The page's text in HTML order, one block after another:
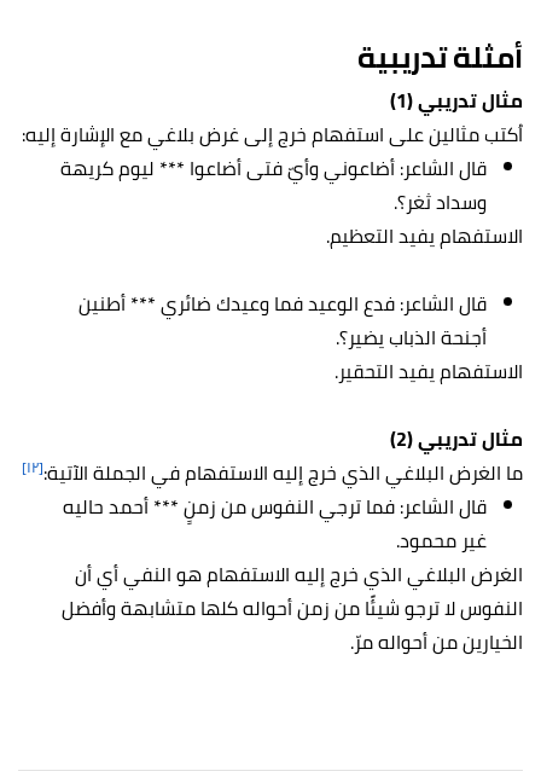
أمثلة تدريبية
مثال تدريبي (1)
اُكتب مثالين على استفهام خرج إلى غرض بلاغي مع الإشارة إليه:
قال الشاعر: أضاعوني وأيّ فتى أضاعوا *** ليوم كريهة
وسداد ثغر؟.
الاستفهام يفيد التعظيم.
قال الشاعر: فدع الوعيد فما وعيدك ضائري *** أطنين
أجنحة الذباب يضير؟.
الاستفهام يفيد التحقير.
مثال تدريبي (2)
ما الغرض البلاغي الذي خرج إليه الاستفهام في الجملة الآتية:[١٢]
قال الشاعر: فما ترجي النفوس من زمنٍ *** أحمد حاليه
غير محمود.
الغرض البلاغي الذي خرج إليه الاستفهام هو النفي أي أن
النفوس لا ترجو شيئًا من زمن أحواله كلها متشابهة وأفضل
الخيارين من أحواله مرّ.